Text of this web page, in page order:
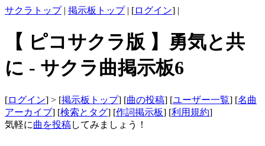
サクラトップ| 掲示板トップ| [ログイン] |
【 ピコサクラ版 】勇気と共
に - サクラ曲掲示板6
[ログイン] > [掲示板トップ] [曲の投稿] [ユーザー一覧] [名曲
アーカイブ] [検索とタグ] [作詞掲示板] [利用規約]
気軽に曲を投稿してみましょう！